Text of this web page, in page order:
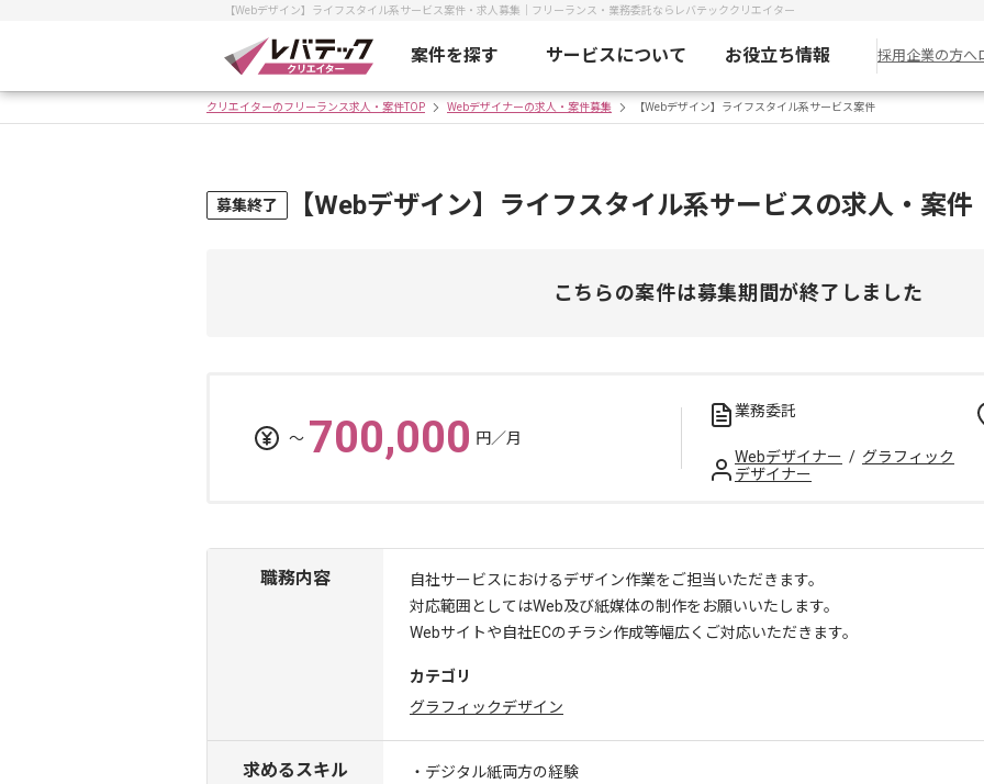
【Webデザイン】ライフスタイル系サービス案件・求人募集｜フリーランス・業務委託ならレバテッククリエイター
案件を探す サービスについて お役立ち情報 採用企業の方へ
クリエイターのフリーランス求人・案件TOP Webデザイナーの求人・案件募集 【Webデザイン】ライフスタイル系サービス案件
募集終了 【Webデザイン】ライフスタイル系サービスの求人・案件
こちらの案件は募集期間が終了しました
〜 700,000 円／月
業務委託
Webデザイナー / グラフィック
デザイナー
職務内容
自社サービスにおけるデザイン作業をご担当いただきます。
対応範囲としてはWeb及び紙媒体の制作をお願いいたします。
Webサイトや自社ECのチラシ作成等幅広くご対応いただきます。
カテゴリ
グラフィックデザイン
求めるスキル
・デジタル紙両方の経験